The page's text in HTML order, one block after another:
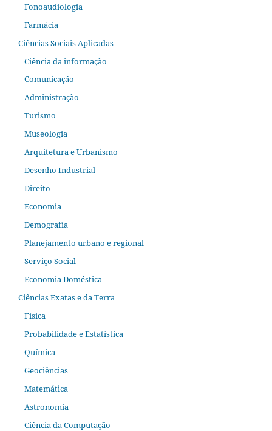
Fonoaudiologia
Farmácia
Ciências Sociais Aplicadas
Ciência da informação
Comunicação
Administração
Turismo
Museologia
Arquitetura e Urbanismo
Desenho Industrial
Direito
Economia
Demografia
Planejamento urbano e regional
Serviço Social
Economia Doméstica
Ciências Exatas e da Terra
Física
Probabilidade e Estatística
Química
Geociências
Matemática
Astronomia
Ciência da Computação